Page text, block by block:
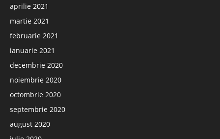
aprilie 2021
martie 2021
februarie 2021
ianuarie 2021
decembrie 2020
noiembrie 2020
octombrie 2020
septembrie 2020
august 2020